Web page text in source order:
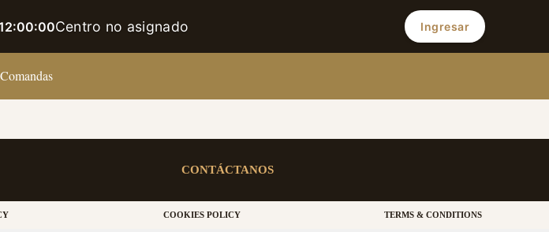
Centro no asignado Ingresar
CONTÁCTANOS
COOKIES POLICY TERMS & CONDITIONS